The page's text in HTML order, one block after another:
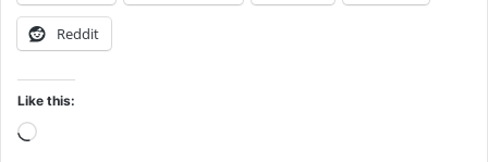
Reddit
Like this:
Loading…